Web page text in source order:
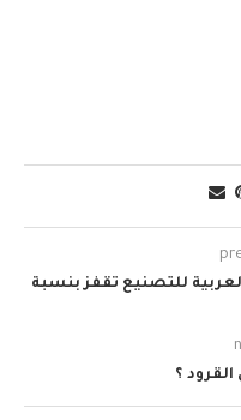
للتصنيع تقفز بنسبة
؟